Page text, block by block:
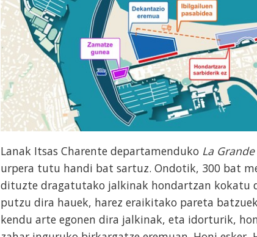
Lanak Itsas Charente departamenduko La
urpera tutu handi bat sartuz. Ondotik, 300 bat
dituzte dragatutako jalkinak hondartzan kokatu
putzu dira hauek, harez eraikitako pareta
kendu arte egonen dira jalkinak, eta idorturik,